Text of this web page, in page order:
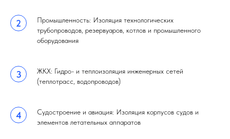
Промышленность: Изоляция технологических
трубопроводов, резервуаров, котлов и промышленного
оборудования
ЖКХ: Гидро- и теплоизоляция инженерных сетей
(теплотрасс, водопроводов)
Судостроение и авиация: Изоляция корпусов судов и
элементов летательных аппаратов